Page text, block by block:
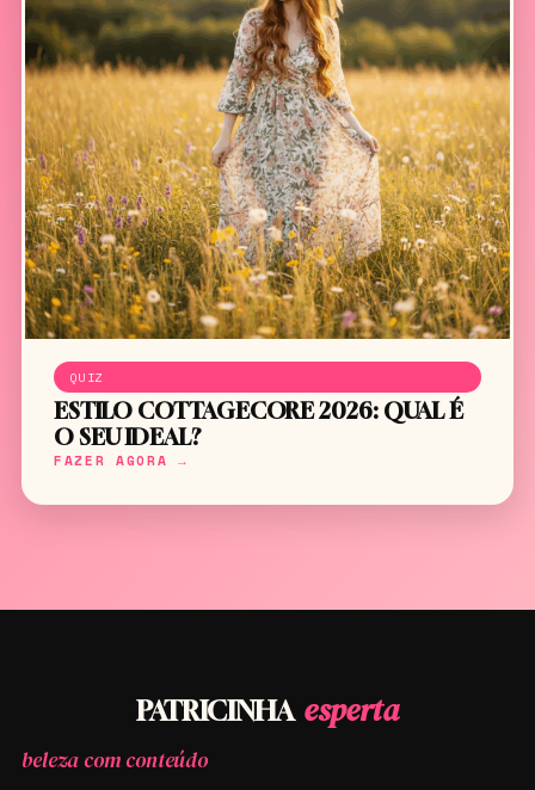
QUIZ
ESTILO COTTAGECORE 2026: QUAL É
O SEU IDEAL?
FAZER AGORA →
PATRICINHA esperta
beleza com conteúdo